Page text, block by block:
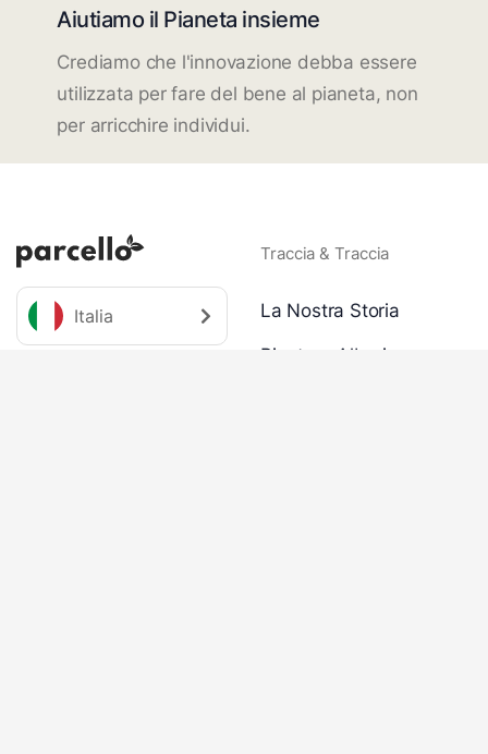
Aiutiamo il Pianeta insieme
Crediamo che l'innovazione debba essere
utilizzata per fare del bene al pianeta, non
per arricchire individui.
Italia
Traccia & Traccia
La Nostra Storia
Piantare Alberi